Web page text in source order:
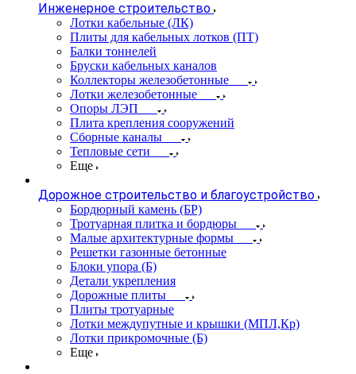
Инженерное строительство
Лотки кабельные (ЛК)
Плиты для кабельных лотков (ПТ)
Балки тоннелей
Бруски кабельных каналов
Коллекторы железобетонные
Лотки железобетонные
Опоры ЛЭП
Плита крепления сооружений
Сборные каналы
Тепловые сети
Еще
Дорожное строительство и благоустройство
Бордюрный камень (БР)
Тротуарная плитка и бордюры
Малые архитектурные формы
Решетки газонные бетонные
Блоки упора (Б)
Детали укрепления
Дорожные плиты
Плиты тротуарные
Лотки междупутные и крышки (МПЛ,Кр)
Лотки прикромочные (Б)
Еще